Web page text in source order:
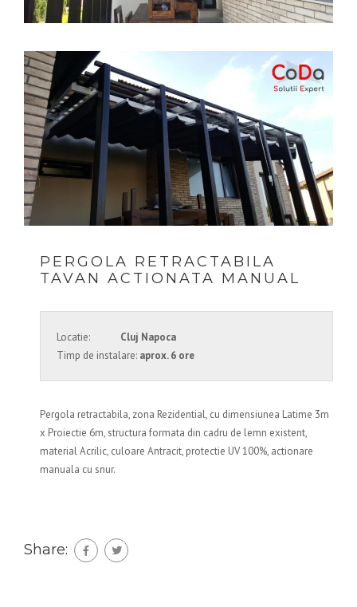
PERGOLA RETRACTABILA
TAVAN ACTIONATA MANUAL
Locatie:
Cluj Napoca
Timp de instalare: aprox. 6 ore
Pergola retractabila, zona Rezidential, cu dimensiunea Latime 3m
x Proiectie 6m, structura formata din cadru de lemn existent,
material Acrilic, culoare Antracit, protectie UV 100%, actionare
manuala cu snur.
Share: